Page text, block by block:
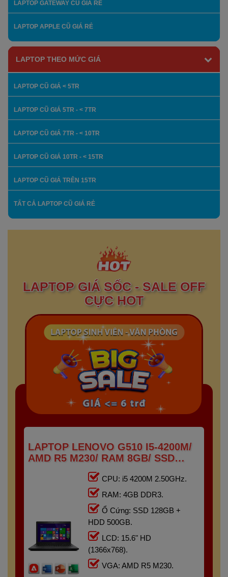
LAPTOP GATEWAY CŨ GIÁ RẺ
LAPTOP APPLE CŨ GIÁ RẺ
LAPTOP THEO MỨC GIÁ
LAPTOP CŨ GIÁ < 5TR
LAPTOP CŨ GIÁ 5TR - < 7TR
LAPTOP CŨ GIÁ 7TR - < 10TR
LAPTOP CŨ GIÁ 10TR - < 15TR
LAPTOP CŨ GIÁ TRÊN 15TR
TẤT CẢ LAPTOP CŨ GIÁ RẺ
LAPTOP GIÁ SỐC - SALE OFF
CỰC HOT
LAPTOP LENOVO G510 I5-4200M/
AMD R5 M230/ RAM 8GB/ SSD
128GB + HDD 500GB/ 15.6" HD
CPU: i5 4200M 2.50GHz.
RAM: 4GB DDR3.
Ổ Cứng: SSD 128GB +
HDD 500GB.
LCD: 15.6" HD
(1366x768).
VGA: AMD R5 M230.